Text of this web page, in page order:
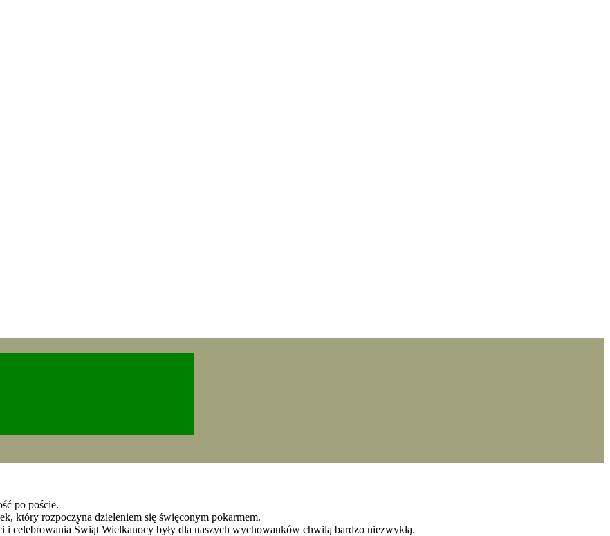
po poście.
który rozpoczyna dzieleniem się święconym pokarmem.
celebrowania Świąt Wielkanocy były dla naszych wychowanków chwilą bardzo niezwykłą.